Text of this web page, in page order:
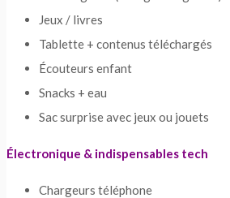
Jeux / livres
Tablette + contenus téléchargés
Écouteurs enfant
Snacks + eau
Sac surprise avec jeux ou jouets
Électronique & indispensables tech
Chargeurs téléphone